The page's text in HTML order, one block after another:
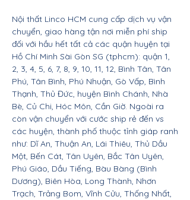
Nội thất Linco HCM cung cấp dịch vụ vận
chuyển, giao hàng tận nơi miễn phí ship
đối với hầu hết tất cả các quận huyện tại
Hồ Chí Minh Sài Gòn SG (tphcm): quận 1,
2, 3, 4, 5, 6, 7, 8, 9, 10, 11, 12, Bình Tân, Tân
Phú, Tân Bình, Phú Nhuận, Gò Vấp, Bình
Thạnh, Thủ Đức, huyện Bình Chánh, Nhà
Bè, Củ Chi, Hóc Môn, Cần Giờ. Ngoài ra
còn vận chuyển với cước ship rẻ đến vs
các huyện, thành phố thuộc tỉnh giáp ranh
như: Dĩ An, Thuận An, Lái Thiêu, Thủ Dầu
Một, Bến Cát, Tân Uyên, Bắc Tân Uyên,
Phú Giáo, Dầu Tiếng, Bàu Bàng (Bình
Dương), Biên Hòa, Long Thành, Nhơn
Trạch, Trảng Bom, Vĩnh Cửu, Thống Nhất,